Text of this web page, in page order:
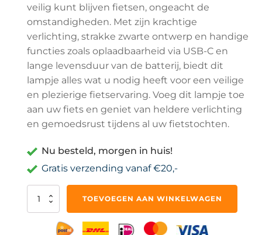
veilig kunt blijven fietsen, ongeacht de
omstandigheden. Met zijn krachtige
verlichting, strakke zwarte ontwerp en handige
functies zoals oplaadbaarheid via USB-C en
lange levensduur van de batterij, biedt dit
lampje alles wat u nodig heeft voor een veilige
en plezierige fietservaring. Voeg dit lampje toe
aan uw fiets en geniet van heldere verlichting
en gemoedsrust tijdens al uw fietstochten.
Nu besteld, morgen in huis!
Gratis verzending vanaf €20,-
LED
TOEVOEGEN AAN WINKELWAGEN